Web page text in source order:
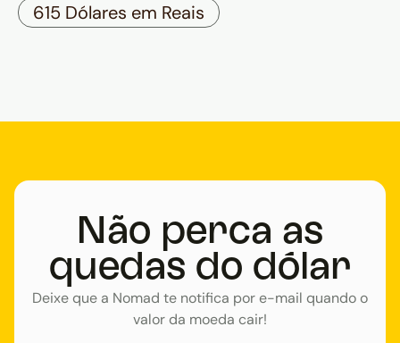
615 Dólares em Reais
Não perca as
quedas do dólar
Deixe que a Nomad te notifica por e-mail quando o
valor da moeda cair!